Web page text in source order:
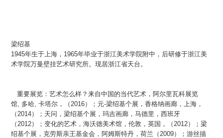
梁绍基
1945年生于上海，1965年毕业于浙江美术学院附中，后研修于浙江美
术学院万曼壁挂艺术研究所。现居浙江省天台。
重要展览：艺术怎么样？来自中国的当代艺术，阿尔里瓦科展览
馆, 多哈, 卡塔尔，（2016）；元-梁绍基个展，香格纳画廊，上海，
（2014）；天问，梁绍基个展，玛吉画廊，马德里，西班牙
（2012）；变化的艺术，海沃德美术馆，伦敦，英国，（2012）；梁
绍基个展，克劳斯亲王基金会，阿姆斯特丹，荷兰（2009）；游丝描